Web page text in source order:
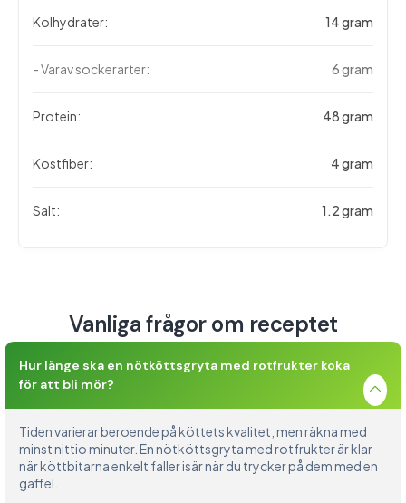
Kolhydrater: 14 gram
- Varav sockerarter: 6 gram
Protein: 48 gram
Kostfiber: 4 gram
Salt: 1.2 gram
Vanliga frågor om receptet
Hur länge ska en nötköttsgryta med rotfrukter koka
för att bli mör?
Tiden varierar beroende på köttets kvalitet, men räkna med
minst nittio minuter. En nötköttsgryta med rotfrukter är klar
när köttbitarna enkelt faller isär när du trycker på dem med en
gaffel.